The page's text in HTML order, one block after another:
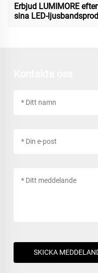
Erbjud LUMIMORE
sina LED-
SKICKA